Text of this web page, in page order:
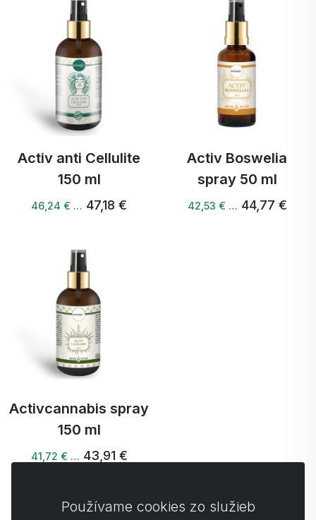
Activ anti Cellulite
150 ml
46,24 € … 47,18 €
Activ Boswelia
spray 50 ml
42,53 € … 44,77 €
Activcannabis spray
150 ml
41,72 € … 43,91 €
Používame cookies zo služieb